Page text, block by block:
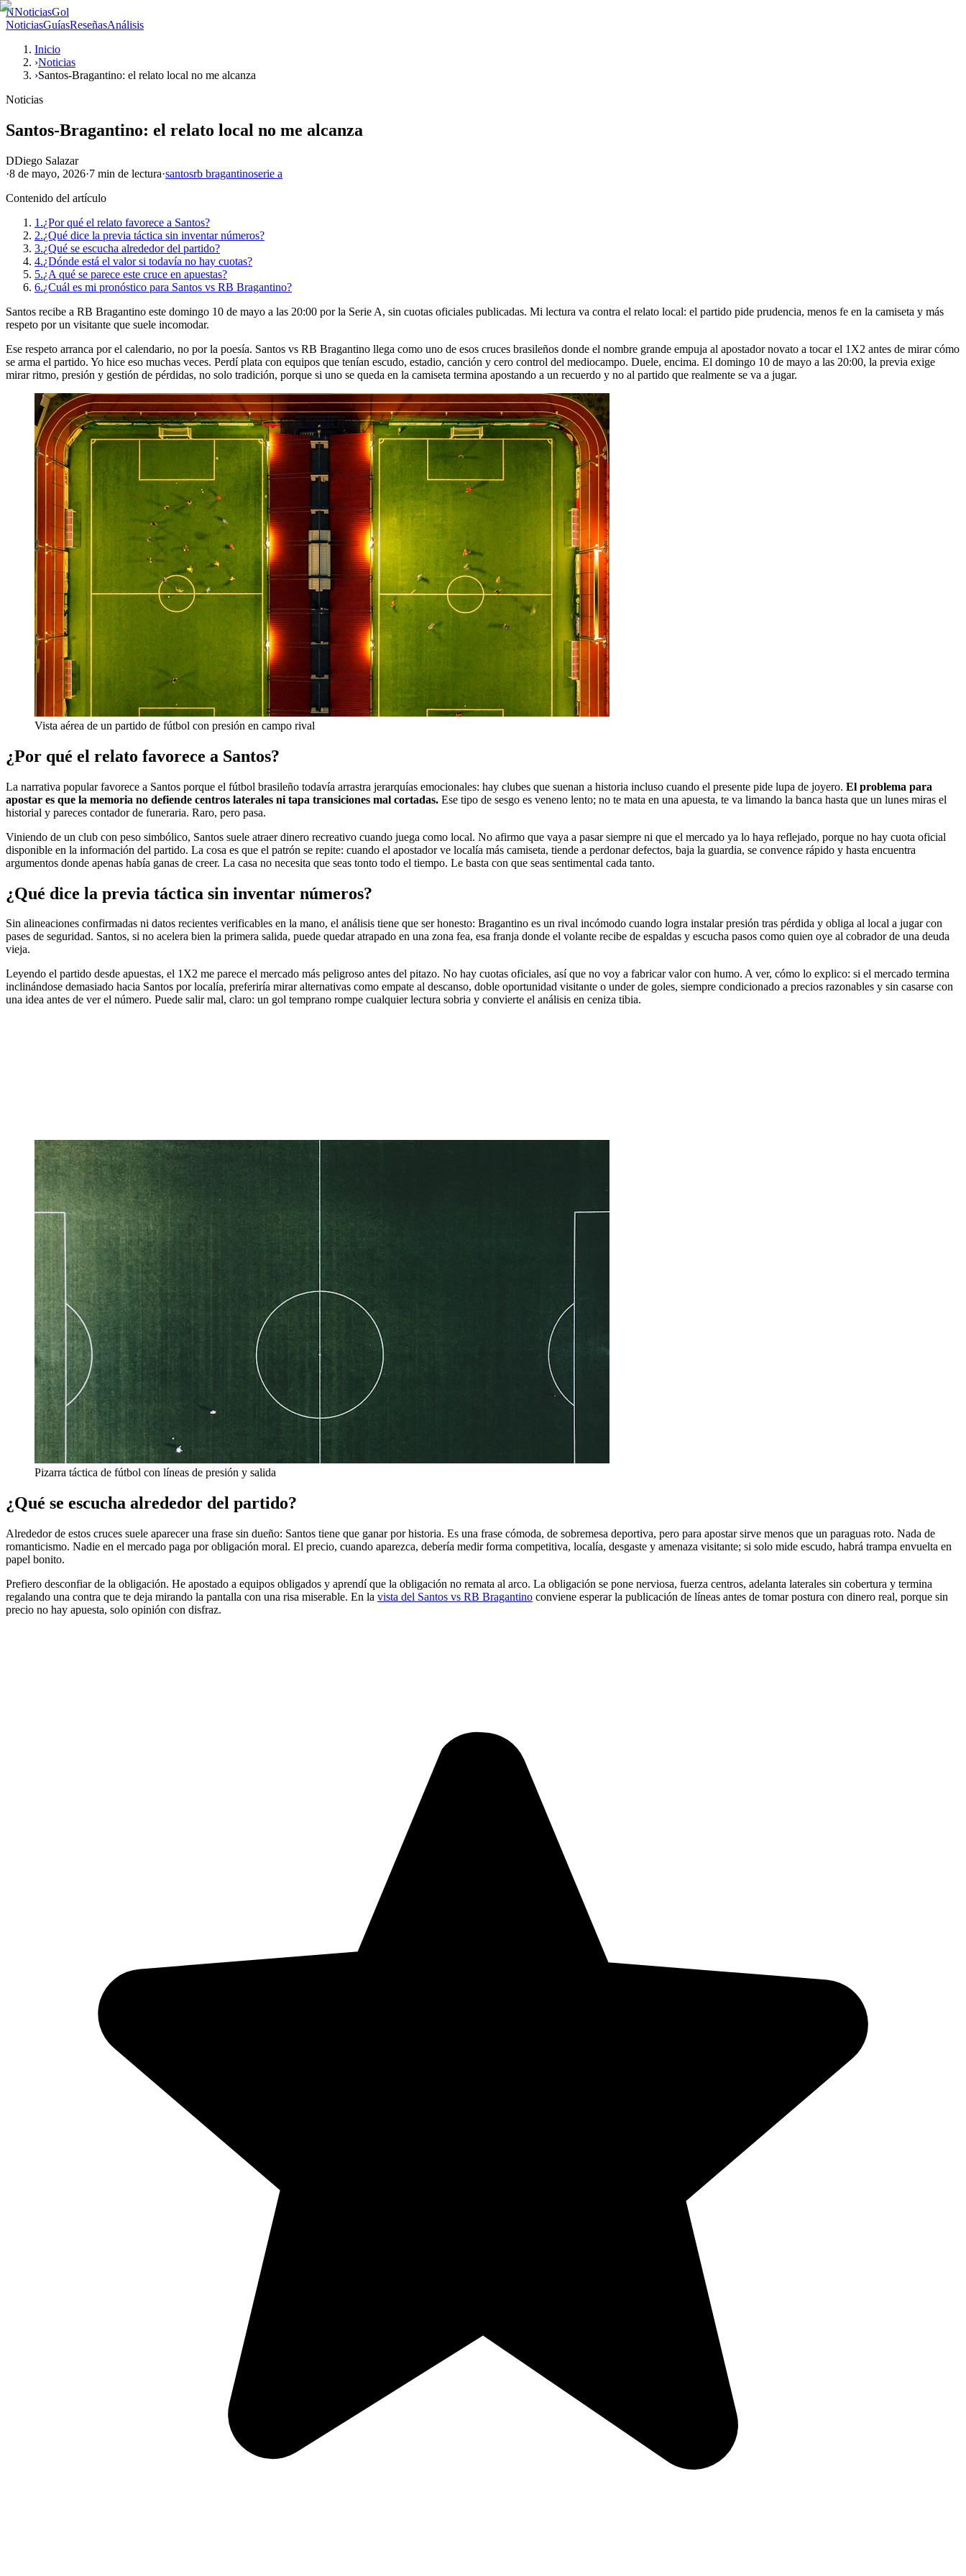
NNoticiasGol
NoticiasGuíasReseñasAnálisis
Inicio
›Noticias
›Santos-Bragantino: el relato local no me alcanza
Noticias
Santos-Bragantino: el relato local no me alcanza
DDiego Salazar
·8 de mayo, 2026·7 min de lectura·santosrb bragantinoserie a
Contenido del artículo
1.¿Por qué el relato favorece a Santos?
2.¿Qué dice la previa táctica sin inventar números?
3.¿Qué se escucha alrededor del partido?
4.¿Dónde está el valor si todavía no hay cuotas?
5.¿A qué se parece este cruce en apuestas?
6.¿Cuál es mi pronóstico para Santos vs RB Bragantino?
Santos recibe a RB Bragantino este domingo 10 de mayo a las 20:00 por la Serie A, sin cuotas oficiales publicadas. Mi lectura va contra el relato local: el partido pide prudencia, menos fe en la camiseta y más
respeto por un visitante que suele incomodar.
Ese respeto arranca por el calendario, no por la poesía. Santos vs RB Bragantino llega como uno de esos cruces brasileños donde el nombre grande empuja al apostador novato a tocar el 1X2 antes de mirar cómo
se arma el partido. Yo hice eso muchas veces. Perdí plata con equipos que tenían escudo, estadio, canción y cero control del mediocampo. Duele, encima. El domingo 10 de mayo a las 20:00, la previa exige
mirar ritmo, presión y gestión de pérdidas, no solo tradición, porque si uno se queda en la camiseta termina apostando a un recuerdo y no al partido que realmente se va a jugar.
Vista aérea de un partido de fútbol con presión en campo rival
¿Por qué el relato favorece a Santos?
La narrativa popular favorece a Santos porque el fútbol brasileño todavía arrastra jerarquías emocionales: hay clubes que suenan a historia incluso cuando el presente pide lupa de joyero. El problema para
apostar es que la memoria no defiende centros laterales ni tapa transiciones mal cortadas. Ese tipo de sesgo es veneno lento; no te mata en una apuesta, te va limando la banca hasta que un lunes miras el
historial y pareces contador de funeraria. Raro, pero pasa.
Viniendo de un club con peso simbólico, Santos suele atraer dinero recreativo cuando juega como local. No afirmo que vaya a pasar siempre ni que el mercado ya lo haya reflejado, porque no hay cuota oficial
disponible en la información del partido. La cosa es que el patrón se repite: cuando el apostador ve localía más camiseta, tiende a perdonar defectos, baja la guardia, se convence rápido y hasta encuentra
argumentos donde apenas había ganas de creer. La casa no necesita que seas tonto todo el tiempo. Le basta con que seas sentimental cada tanto.
¿Qué dice la previa táctica sin inventar números?
Sin alineaciones confirmadas ni datos recientes verificables en la mano, el análisis tiene que ser honesto: Bragantino es un rival incómodo cuando logra instalar presión tras pérdida y obliga al local a jugar con
pases de seguridad. Santos, si no acelera bien la primera salida, puede quedar atrapado en una zona fea, esa franja donde el volante recibe de espaldas y escucha pasos como quien oye al cobrador de una deuda
vieja.
Leyendo el partido desde apuestas, el 1X2 me parece el mercado más peligroso antes del pitazo. No hay cuotas oficiales, así que no voy a fabricar valor con humo. A ver, cómo lo explico: si el mercado termina
inclinándose demasiado hacia Santos por localía, preferiría mirar alternativas como empate al descanso, doble oportunidad visitante o under de goles, siempre condicionado a precios razonables y sin casarse con
una idea antes de ver el número. Puede salir mal, claro: un gol temprano rompe cualquier lectura sobria y convierte el análisis en ceniza tibia.
Pizarra táctica de fútbol con líneas de presión y salida
¿Qué se escucha alrededor del partido?
Alrededor de estos cruces suele aparecer una frase sin dueño: Santos tiene que ganar por historia. Es una frase cómoda, de sobremesa deportiva, pero para apostar sirve menos que un paraguas roto. Nada de
romanticismo. Nadie en el mercado paga por obligación moral. El precio, cuando aparezca, debería medir forma competitiva, localía, desgaste y amenaza visitante; si solo mide escudo, habrá trampa envuelta en
papel bonito.
Prefiero desconfiar de la obligación. He apostado a equipos obligados y aprendí que la obligación no remata al arco. La obligación se pone nerviosa, fuerza centros, adelanta laterales sin cobertura y termina
regalando una contra que te deja mirando la pantalla con una risa miserable. En la vista del Santos vs RB Bragantino conviene esperar la publicación de líneas antes de tomar postura con dinero real, porque sin
precio no hay apuesta, solo opinión con disfraz.